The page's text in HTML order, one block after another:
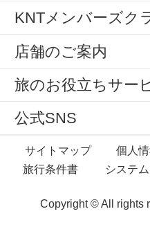
KNTメンバーズク
店舗のご案内
旅のお役立ちサー
公式SNS
サイトマップ 個人
旅行条件書
システ
Copyright © All rights